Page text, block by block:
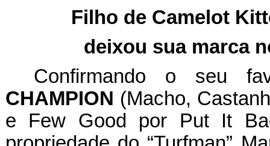
Filho de Camelot
deixou sua marca
Confirmando o seu
CHAMPION (Macho,
e Few Good por Put It